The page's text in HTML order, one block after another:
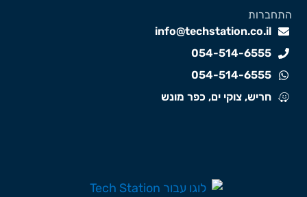
info@techstation.co.il
054-514-6555
054-514-6555
חריש, צוקי ים, כפר מונש